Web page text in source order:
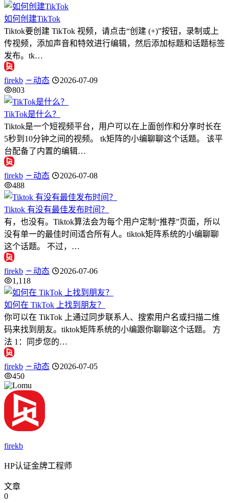
如何创建TikTok
Tiktok要创建 TikTok 视频，请点击“创建 (+)”按钮，录制或上
传视频，添加声音和特效进行编辑，然后添加标题和话题标签
发布。tk…
firekb 动态
2026-07-09
803
TikTok是什么？
Tiktok是一个短视频平台，用户可以在上面创作和分享时长在
5秒到10分钟之间的视频。 tk矩阵的小编聊聊这个话题。 该平
台配备了内置的编辑…
firekb 动态
2026-07-08
488
Tiktok 有没有最佳发布时间？
有，也没有。Tiktok算法会为每个用户定制“推荐”页面，所以
没有单一的最佳时间适合所有人。tiktok矩阵系统的小编聊聊
这个话题。 不过，…
firekb 动态
2026-07-06
1,118
如何在 TikTok 上找到朋友？
你可以在 TikTok 上通过同步联系人、搜索用户名或扫描二维
码来找到朋友。tiktok矩阵系统的小编跟你聊聊这个话题。 方
法 1：同步您的…
firekb 动态
2026-07-05
450
firekb
HP认证金牌工程师
文章
0